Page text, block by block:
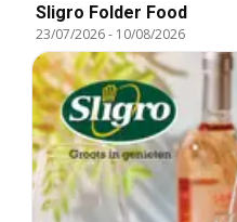
Sligro Folder Food
23/07/2026- 10/08/2026